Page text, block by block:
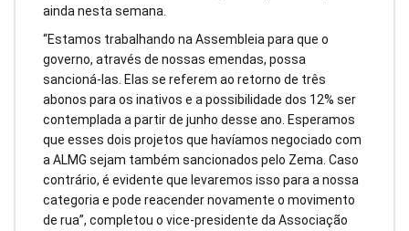
ainda nesta semana.
“Estamos trabalhando na Assembleia para que o
governo, através de nossas emendas, possa
sancioná-las. Elas se referem ao retorno de três
abonos para os inativos e a possibilidade dos 12% ser
contemplada a partir de junho desse ano. Esperamos
que esses dois projetos que havíamos negociado com
a ALMG sejam também sancionados pelo Zema. Caso
contrário, é evidente que levaremos isso para a nossa
categoria e pode reacender novamente o movimento
de rua”, completou o vice-presidente da Associação